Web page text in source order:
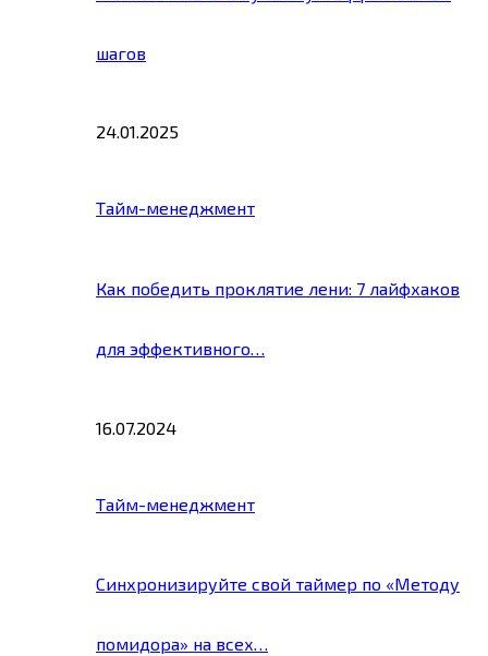
шагов
24.01.2025
Тайм-менеджмент
Как победить проклятие лени: 7 лайфхаков
для эффективного…
16.07.2024
Тайм-менеджмент
Синхронизируйте свой таймер по «Методу
помидора» на всех…